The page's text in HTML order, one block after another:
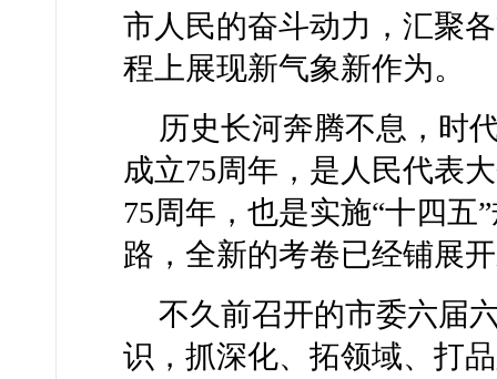
市人民的奋斗动力，汇聚
程上展现新气象新作为。
历史长河奔腾不息，时
成立75周年，是人民代表
75周年，也是实施“十四五
路，全新的考卷已经铺展
不久前召开的市委六届
识，抓深化、拓领域、打